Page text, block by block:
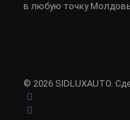
в любую точку
© 2026 SIDLUXAUTO.